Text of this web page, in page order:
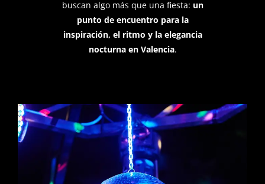
buscan algo más que una fiesta: un
punto de encuentro para la
inspiración, el ritmo y la elegancia
nocturna en Valencia.